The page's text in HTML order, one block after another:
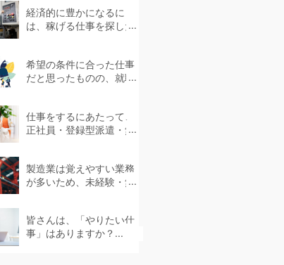
経済的に豊かになるに
は、稼げる仕事を探した
希望の条件に合った仕事
だと思ったものの、就職
仕事をするにあたって、
正社員・登録型派遣・無
製造業は覚えやすい業務
が多いため、未経験・無
皆さんは、「やりたい仕
事」はありますか？...